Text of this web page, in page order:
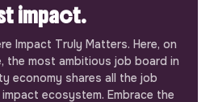
impact.
Impact Truly Matters. Here, on
the most ambitious job board in
economy shares all the job
ecosystem. Embrace the